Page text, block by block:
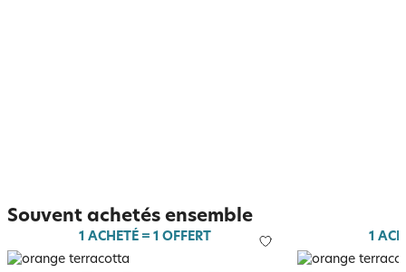
Souvent achetés ensemble
1 ACHETÉ = 1 OFFERT 1